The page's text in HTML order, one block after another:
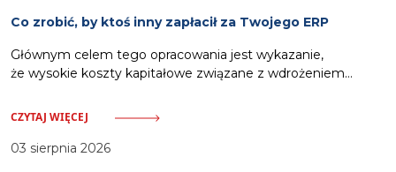
Co zrobić, by ktoś inny zapłacił za Twojego ERP
Głównym celem tego opracowania jest wykazanie,
że wysokie koszty kapitałowe związane z wdrożeniem
budżetu przedsiębiorstwa. Odpowiednia strategia pozwala
na wykorzystanie zewnętrznych ścieżek finansowania.
Zalicza się do nich pozyskanie dotacji celowych
CZYTAJ WIĘCEJ
03 sierpnia 2026